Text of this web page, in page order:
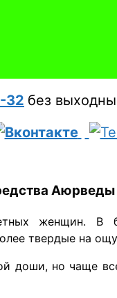
32 без
Аюрведы
женщин. В
твердые на
доши, но чаще